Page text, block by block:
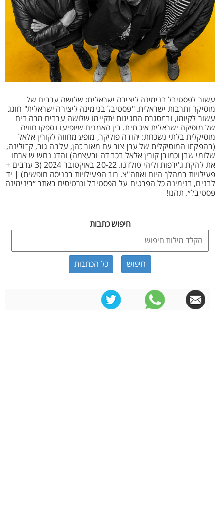
עשור לפסטיבל בנימינה ליצירה ישראלית: שלושה ערבים של
מוסיקה ותרבות ישראלית. "פסטיבל בנימינה ליצירה ישראלית" חוגג
עשור לקיומו, ובמסגרת החגיגות יתקיימו שלושה ערבים מרהיבים
של מוסיקה ישראלית איכותית. בין האמנים שיופיעו ויספקו חוויה
מוסיקלית בלתי נשכחת: יהודה פוליקר, מופע מחווה לקורין אלאל
(בהפקתו המוסיקלית של ערן צור עם מאור כהן, עלמה גוב, קרולינה,
שלומי שבן וכמובן קורין אלאל בכבודה ובעצמה) והדג נחש שיארחו
את להקת ג'ירפות וליהי טולדנו. 20-22 באוקטובר 2024 (3 ערבים +
פעילויות במהלך היום ואחה"צ. רוב הפעילויות בכניסה חופשית) | יד
לבנים, בנימינה כל הפרטים על הפסטיבל וכרטיסים באתר ״בינימינה
פסטיבל״. תהנו!
חיפוש כתבות
כל הכתבות